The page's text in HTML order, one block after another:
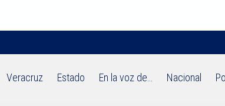
Veracruz Estado En la voz de… Nacional